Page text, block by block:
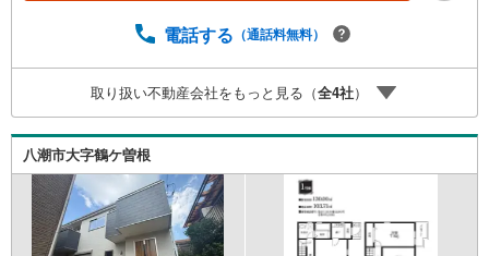
円のご紹介料をお支払いさせて頂きます！詳しくはスタッ
マイカーでも安心！2.チャイルドスペース、授乳室、ベビ
ーベッド完備3.他にもファミリーに優しい『あったら良い
な』がここにある！ミルク用浄水サーバー、紙おむつ、ア
メニティ、大型個室2部屋、各ブースモニター等
電話する （通話料無料）
取り扱い不動産会社をもっと見る（全4社）
八潮市大字鶴ケ曽根